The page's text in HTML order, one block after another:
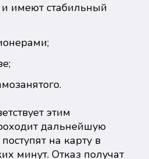
и имеют стабильный
этим
дальнейшую
на карту в
минут. Отказ получат